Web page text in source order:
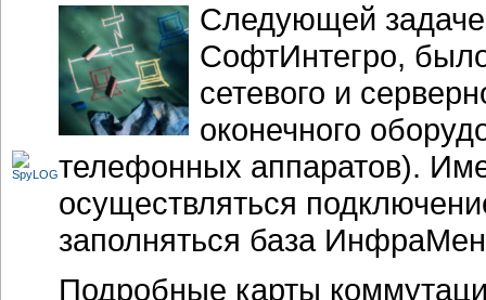
Следующей
СофтИнтегро,
сетевого и
оконечного
телефонных аппаратов).
осуществляться
заполняться база
Подробные карты